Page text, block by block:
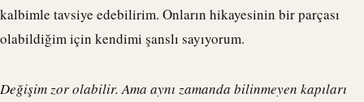
kalbimle tavsiye edebilirim. Onların hikayesinin bir parçası
olabildiğim için kendimi şanslı sayıyorum.
Değişim zor olabilir. Ama aynı zamanda bilinmeyen kapıları